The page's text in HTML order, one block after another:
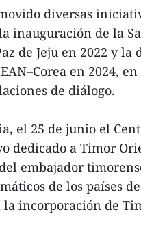
diversas
inauguración de la
de Jeju en 2022 y la
en 2024,
de diálogo.
el 25 de junio el
dedicado a Timor
embajador
de los países
incorporación de